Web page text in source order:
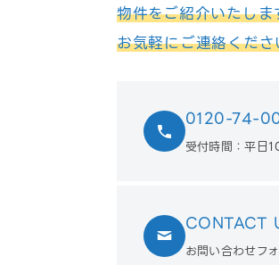
物件をご紹介いたしま
お気軽にご連絡くださ
0120-74-
受付時間：平日
CONTACT
お問い合わせフ